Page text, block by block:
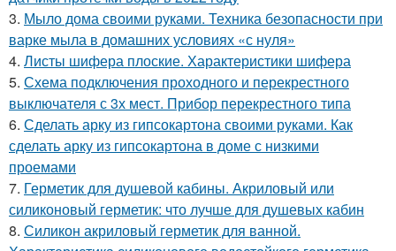
3. Мыло дома своими руками. Техника безопасности при
варке мыла в домашних условиях «с нуля»
4. Листы шифера плоские. Характеристики шифера
5. Схема подключения проходного и перекрестного
выключателя с 3х мест. Прибор перекрестного типа
6. Сделать арку из гипсокартона своими руками. Как
сделать арку из гипсокартона в доме с низкими
проемами
7. Герметик для душевой кабины. Акриловый или
силиконовый герметик: что лучше для душевых кабин
8. Силикон акриловый герметик для ванной.